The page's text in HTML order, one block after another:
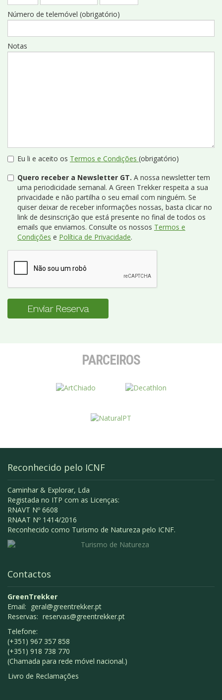
Número de telemóvel (obrigatório)
Notas
Eu li e aceito os Termos e Condições (obrigatório)
Quero receber a Newsletter GT. A nossa newsletter tem
uma periodicidade semanal. A Green Trekker respeita a sua
privacidade e não partilha o seu email com ninguém. Se
quiser deixar de receber informações nossas, basta clicar no
link de desinscrição que está presente no final de todos os
emails que enviamos. Consulte os nossos Termos e
Condições e Política de Privacidade.
Enviar Reserva
PARCEIROS
Reconhecido pelo ICNF
Caminhar & Explorar, Lda
Registada no ITP com as Licenças:
RNAVT Nº 6608
RNAAT Nº 1414/2016
Reconhecido como Turismo de Natureza pelo ICNF.
Contactos
GreenTrekker
Email: geral@greentrekker.pt
Reservas: reservas@greentrekker.pt
Telefone:
(+351) 967 357 858
(+351) 918 738 770
(Chamada para rede móvel nacional.)
Livro de Reclamações